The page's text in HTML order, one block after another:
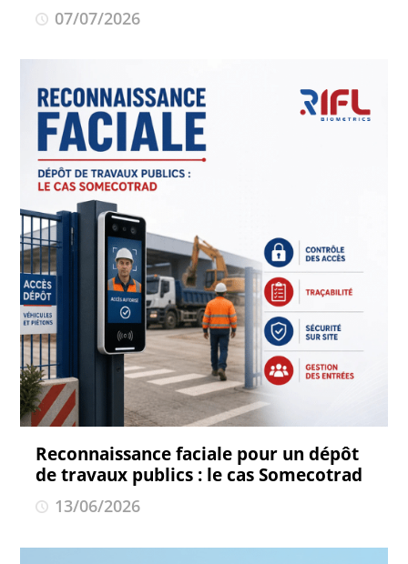
07/07/2026
Reconnaissance faciale pour un dépôt
de travaux publics : le cas Somecotrad
13/06/2026